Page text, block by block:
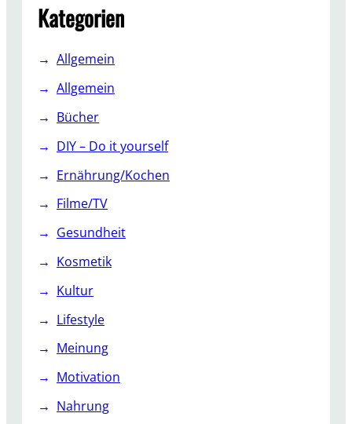
H
i
g
u
e
N
e
l
l
Kategorien
Allgemein
Allgemein
Bücher
DIY – Do it yourself
Ernährung/Kochen
Filme/TV
Gesundheit
Kosmetik
Kultur
Lifestyle
Meinung
Motivation
Nahrung